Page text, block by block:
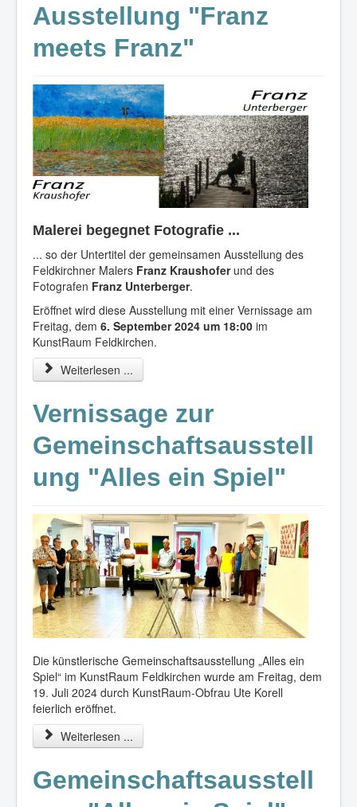
Ausstellung "Franz
meets Franz"
Malerei begegnet Fotografie ...
... so der Untertitel der gemeinsamen Ausstellung des
Feldkirchner Malers Franz Kraushoferund des
Fotografen Franz Unterberger.
Eröffnet wird diese Ausstellung mit einer Vernissage am
Freitag, dem 6. September 2024 um 18:00 im
KunstRaum Feldkirchen.
Weiterlesen ...
Vernissage zur
Gemeinschaftsausstell
ung "Alles ein Spiel"
Die künstlerische Gemeinschaftsausstellung „Alles ein
Spiel“ im KunstRaum Feldkirchen wurde am Freitag, dem
19. Juli 2024 durch KunstRaum-Obfrau Ute Korell
feierlich eröffnet.
Weiterlesen ...
Gemeinschaftsausstell